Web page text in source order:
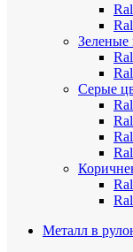
Зеленые
Серые
Металл в